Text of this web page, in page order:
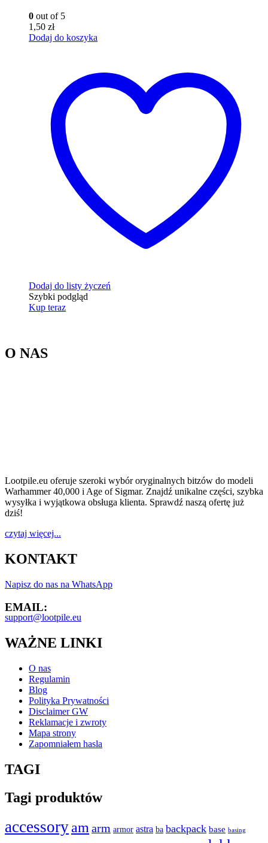
0 out of 5
1,50 zł
Dodaj do koszyka
Dodaj do listy życzeń
Szybki podgląd
Kup teraz
O NAS
Lootpile.eu oferuje szeroki wybór oryginalnych bitzów do modeli
Warhammer 40,000 i Age of Sigmar. Znajdź unikalne części, szybka
wysyłka i wyjątkowa obsługa klienta. Sprawdź naszą ofertę już
dziś!
czytaj więcej...
KONTAKT
Napisz do nas na WhatsApp
EMAIL:
support@lootpile.eu
WAŻNE LINKI
O nas
Regulamin
Blog
Polityka Prywatności
Disclaimer GW
Reklamacje i zwroty
Mapa strony
Zapomniałem hasla
TAGI
Tagi produktów
accessoryam arm armor astra ba backpack base basing